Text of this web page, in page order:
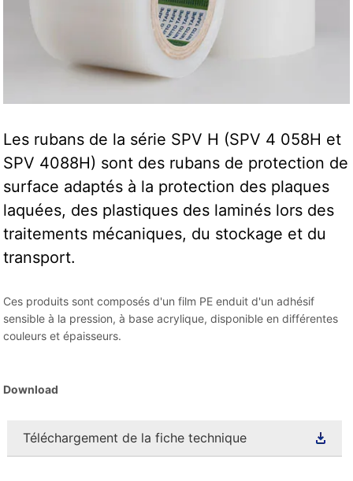
Les rubans de la série SPV H (SPV 4 058H et
SPV 4088H) sont des rubans de protection de
surface adaptés à la protection des plaques
laquées, des plastiques des laminés lors des
traitements mécaniques, du stockage et du
transport.
Ces produits sont composés d'un film PE enduit d'un adhésif
sensible à la pression, à base acrylique, disponible en différentes
couleurs et épaisseurs.
Download
Téléchargement de la fiche technique